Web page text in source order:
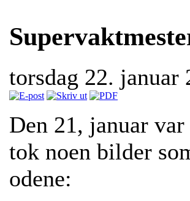
torsdag 22.
Den 21, januar
tok noen bilder
odene: